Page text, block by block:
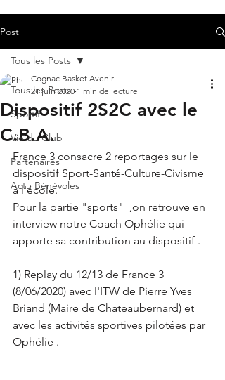
Post
Tous les Posts
Sportif
Vie du Club
Partenaires
Actu Bénévoles
Tous les Posts
Dispositif 2S2C avec le
C.B.A.
Cognac Basket Avenir
21 juin 2020 1 min de lecture
France 3 consacre 2 reportages sur le
dispositif Sport-Santé-Culture-Civisme
à l'école.
Pour la partie "sports"  ,on retrouve en
interview notre Coach Ophélie qui
apporte sa contribution au dispositif .
1) Replay du 12/13 de France 3
(8/06/2020) avec l'ITW de Pierre Yves
Briand (Maire de Chateaubernard) et
avec les activités sportives pilotées par
Ophélie .